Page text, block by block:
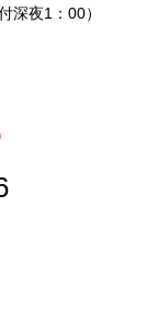
深夜1：00）